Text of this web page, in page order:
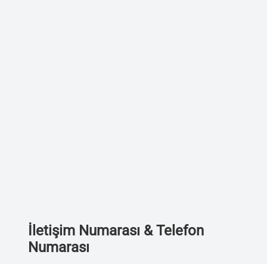
İletişim Numarası & Telefon
Numarası